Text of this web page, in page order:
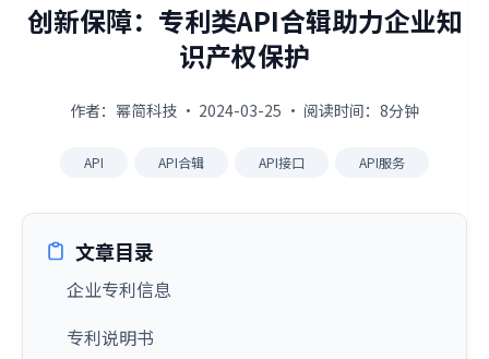
创新保障：专利类API合辑助力企业知
识产权保护
作者：幂简科技 · 2024-03-25 · 阅读时间：8分钟
API API合辑 API接口 API服务
文章目录
企业专利信息
专利说明书